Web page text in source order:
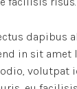
dapibus
in sit amet
volutpat